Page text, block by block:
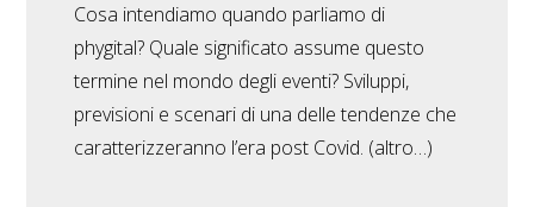
Cosa intendiamo quando parliamo di
phygital? Quale significato assume questo
termine nel mondo degli eventi? Sviluppi,
previsioni e scenari di una delle tendenze che
caratterizzeranno l’era post Covid. (altro…)